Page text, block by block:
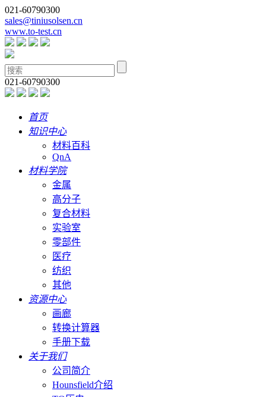
021-60790300
sales@tiniusolsen.cn
www.to-test.cn
021-60790300
首页
知识中心
材料百科
QnA
材料学院
金属
高分子
复合材料
实验室
零部件
医疗
纺织
其他
资源中心
画廊
转换计算器
手册下载
关于我们
公司简介
Hounsfield介绍